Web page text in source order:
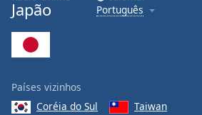
Japão
Português
Países vizinhos
Coréia do Sul
Taiwan